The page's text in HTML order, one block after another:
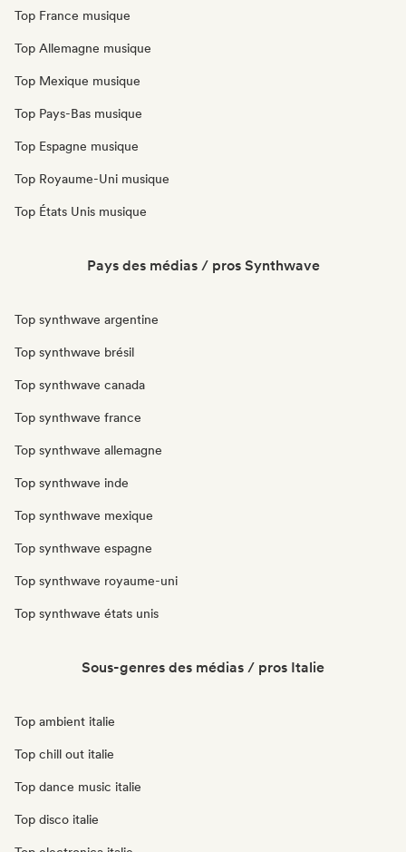
Top France musique
Top Allemagne musique
Top Mexique musique
Top Pays-Bas musique
Top Espagne musique
Top Royaume-Uni musique
Top États Unis musique
Pays des médias / pros Synthwave
Top synthwave argentine
Top synthwave brésil
Top synthwave canada
Top synthwave france
Top synthwave allemagne
Top synthwave inde
Top synthwave mexique
Top synthwave espagne
Top synthwave royaume-uni
Top synthwave états unis
Sous-genres des médias / pros Italie
Top ambient italie
Top chill out italie
Top dance music italie
Top disco italie